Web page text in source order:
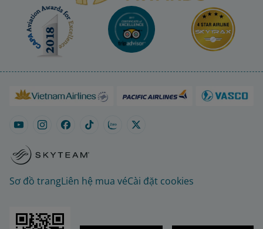
Sơ đồ trangLiên hệ mua véCài đặt cookies